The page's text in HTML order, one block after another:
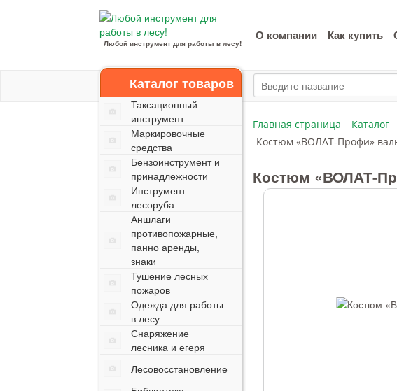
Любой инструмент для работы в лесу!
О компании Как купить
Каталог товаров
Таксационный
инструмент
Маркировочные
средства
Бензоинструмент и
принадлежности
Инструмент
лесоруба
Аншлаги
противопожарные,
панно аренды,
знаки
Тушение лесных
пожаров
Одежда для работы
в лесу
Снаряжение
лесника и егеря
Лесовосстановление
Главная страница Каталог
Костюм «ВОЛАТ-Профи»
Костюм «ВОЛАТ-